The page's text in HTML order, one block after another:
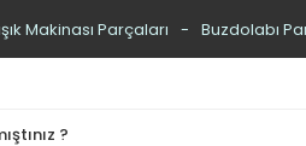
Makinası Parçaları Buzdolabı